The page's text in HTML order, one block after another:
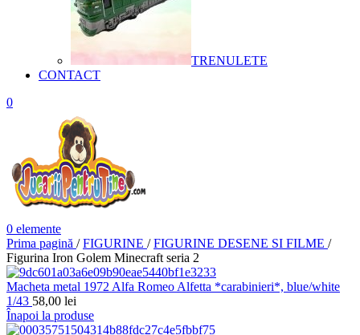
TRENULETE
CONTACT
0
0 elemente
Prima pagină / FIGURINE / FIGURINE DESENE SI FILME /
Figurina Iron Golem Minecraft seria 2
Macheta metal 1972 Alfa Romeo Alfetta *carabinieri*, blue/white
1/43 58,00 lei
Înapoi la produse